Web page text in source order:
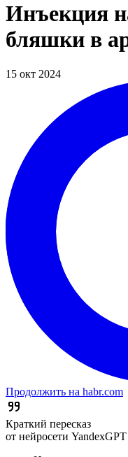
Инъекция
бляшки в
15 окт 2024
Продолжить на habr.com
Краткий пересказ
от нейросети YandexGPT